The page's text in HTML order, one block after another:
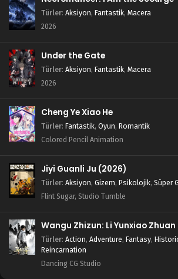
Türler: Aksiyon, Fantastik, Macera
2026
Under the Gate
Türler: Aksiyon, Fantastik, Macera
2026
Cheng Ye Xiao He
Türler: Fantastik, Oyun, Romantik
Colored Pencil Animation
Jiyi Guanli Ju (2026)
Türler: Aksiyon, Gizem, Psikolojik, Süper
Flint Sugar, Studio Tumble
Wangu Zhizun: Li Yunxiao Zhuan
Türler: Action, Adventure, Fantasy,
Reincarnation
Dancing CG Studio